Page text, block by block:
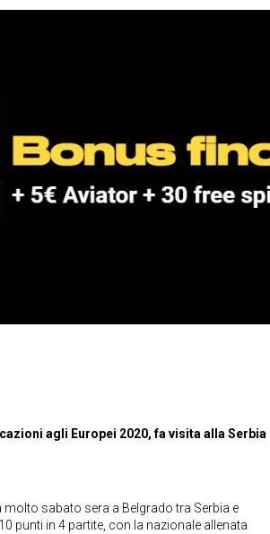
agli Europei 2020, fa visita alla Serbia
molto sabato sera a Belgrado tra Serbia e
punti in 4 partite, con la nazionale allenata